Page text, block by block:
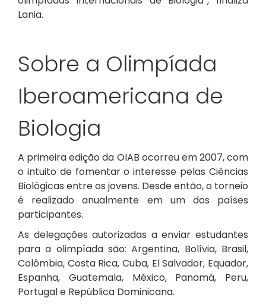
Lania.
Sobre a Olimpíada
Iberoamericana de
Biologia
A primeira edição da OIAB ocorreu em 2007, com
o intuito de fomentar o interesse pelas Ciências
Biológicas entre os jovens. Desde então, o torneio
é realizado anualmente em um dos países
participantes.
As delegações autorizadas a enviar estudantes
para a olimpíada são: Argentina, Bolívia, Brasil,
Colômbia, Costa Rica, Cuba, El Salvador, Equador,
Espanha, Guatemala, México, Panamá, Peru,
Portugal e República Dominicana.